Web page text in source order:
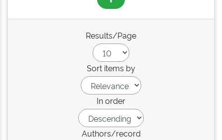
Results/Page
Sort items by
In order
Authors/record